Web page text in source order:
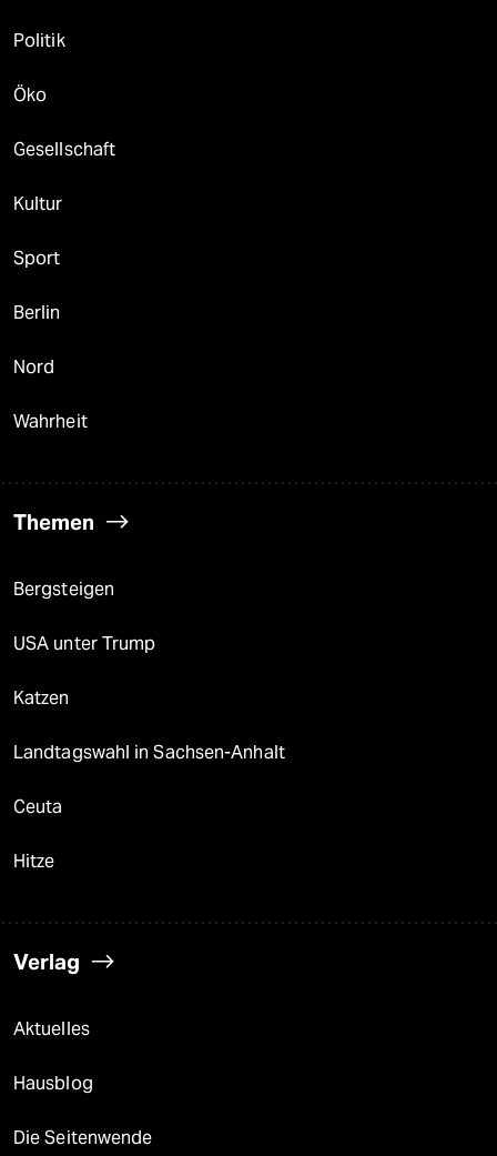
Politik
Öko
Gesellschaft
Kultur
Sport
Berlin
Nord
Wahrheit
Themen
Bergsteigen
USA unter Trump
Katzen
Landtagswahl in Sachsen-Anhalt
Ceuta
Hitze
Verlag
Aktuelles
Hausblog
Die Seitenwende